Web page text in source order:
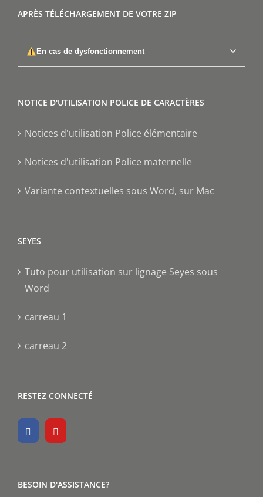
APRÈS TÉLÉCHARGEMENT DE VOTRE ZIP
En cas de dysfonctionnement
NOTICE D'UTILISATION POLICE DE CARACTÈRES
Notices d'utilisation Police élémentaire
Notices d'utilisation Police maternelle
Variante contextuelles sous Word, sur Mac
SEYES
Tuto pour utilisation sur lignage Seyes sous
Word
carreau 1
carreau 2
RESTEZ CONNECTÉ
BESOIN D'ASSISTANCE?